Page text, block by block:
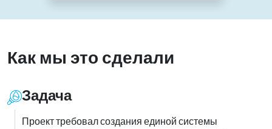
Как мы это сделали
Задача
Проект требовал создания единой системы